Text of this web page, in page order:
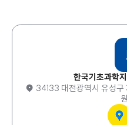
한국기초과학
34133 대전광역시 유성